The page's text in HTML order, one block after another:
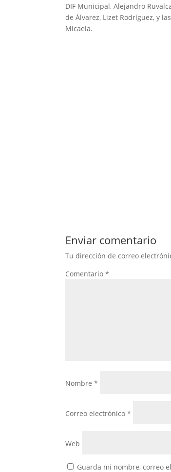
DIF Municipal, Alejandro
de Álvarez, Lizet Rodríguez, y
Micaela.
Enviar comentario
Tu dirección de correo
Comentario*
Nombre*
Correo electrónico*
Web
Guarda mi nombre, correo